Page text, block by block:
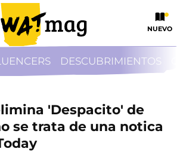
NUEVO
DESCUBRIMIENTOS
'Despacito' de
se trata de una notica